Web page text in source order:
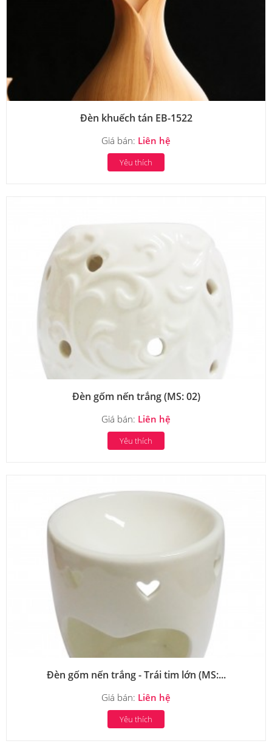
Đèn khuếch tán EB-1522
Giá bán: Liên hệ
Yêu thích
Đèn gốm nến trắng (MS: 02)
Giá bán: Liên hệ
Yêu thích
Đèn gốm nến trắng - Trái tim lớn (MS:...
Giá bán: Liên hệ
Yêu thích